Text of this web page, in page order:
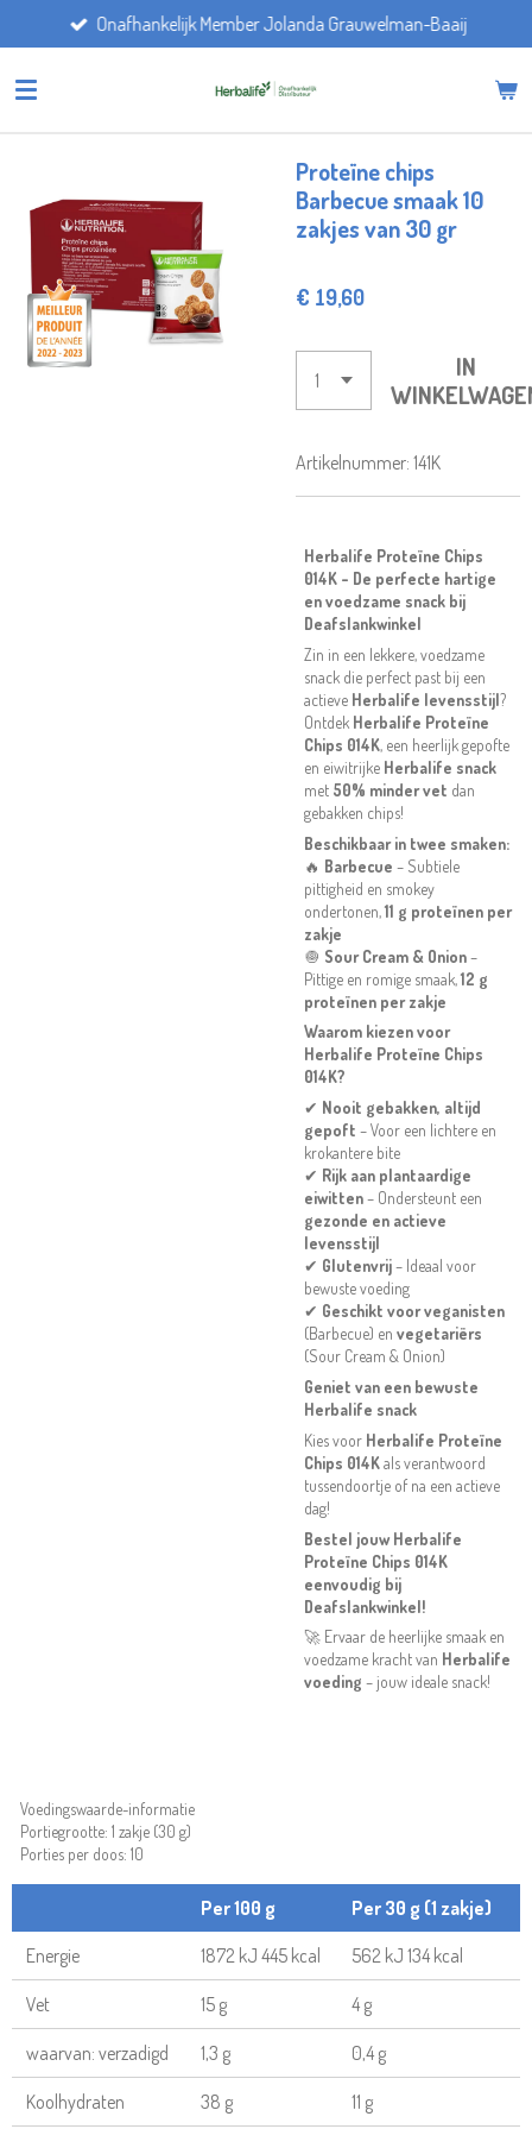
direct
naar
Onafhankelijk Member Jolanda Grauwelman-Baaij
Proteïne chips
Barbecue smaak 10
zakjes van 30 gr
€ 19,60
IN
Artikelnummer: 141K
Herbalife Proteïne Chips
014K – De perfecte hartige
en voedzame snack bij
Deafslankwinkel
Zin in een lekkere, voedzame
snack die perfect past bij een
actieve Herbalife levensstijl?
Ontdek Herbalife Proteïne
Chips 014K, een heerlijk gepofte
en eiwitrijke Herbalife snack
met 50% minder vet dan
gebakken chips!
Beschikbaar in twee smaken:
🔥 Barbecue – Subtiele
pittigheid en smokey
ondertonen,11 g proteïnen per
zakje
🧅 Sour Cream & Onion–
Pittige en romige smaak,12 g
proteïnen per zakje
Waarom kiezen voor
Herbalife Proteïne Chips
014K?
✔ Nooit gebakken, altijd
gepoft – Voor een lichtere en
krokantere bite
✔ Rijk aan plantaardige
eiwitten– Ondersteunt een
gezonde en actieve
levensstijl
✔ Glutenvrij– Ideaal voor
bewuste voeding
✔ Geschikt voor veganisten
(Barbecue) en vegetariërs
(Sour Cream & Onion)
Geniet van een bewuste
Herbalife snack
Kies voor Herbalife Proteïne
Chips 014Kals verantwoord
tussendoortje of na een actieve
dag!
Bestel jouw Herbalife
Proteïne Chips 014K
eenvoudig bij
Deafslankwinkel!
🚀 Ervaar de heerlijke smaak en
voedzame kracht van Herbalife
voeding – jouw ideale snack!
Voedingswaarde-informatie
Portiegrootte: 1 zakje (30 g)
Porties per doos: 10
Per 100 g
Per 30 g (1 zakje)
Energie
1872 kJ 445 kcal 562 kJ 134 kcal
Vet 15 g 4 g
waarvan: verzadigd 1,3 g 0,4 g
Koolhydraten 38 g 11 g